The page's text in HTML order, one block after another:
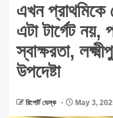
এখন প্রাথমিকে
এটা টার্গেট নয়,
স্বাক্ষরতা,
উপদেষ্টা
রিপোর্ট ডেস্ক May 3,